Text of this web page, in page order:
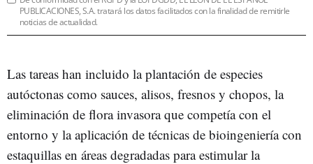
PUBLICACIONES, S.A. tratará los datos facilitados con la finalidad de remitirle
noticias de actualidad.
Las tareas han incluido la plantación de especies
autóctonas como sauces, alisos, fresnos y chopos, la
eliminación de flora invasora que competía con el
entorno y la aplicación de técnicas de bioingeniería con
estaquillas en áreas degradadas para estimular la